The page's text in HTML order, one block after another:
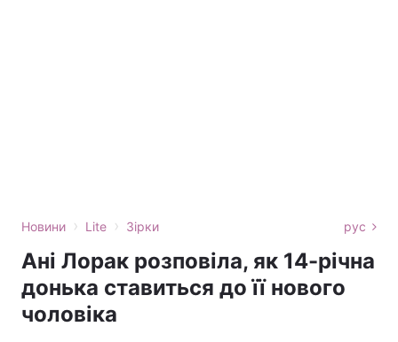
Новини › Lite › Зірки рус
Ані Лорак розповіла, як 14-річна
донька ставиться до її нового
чоловіка